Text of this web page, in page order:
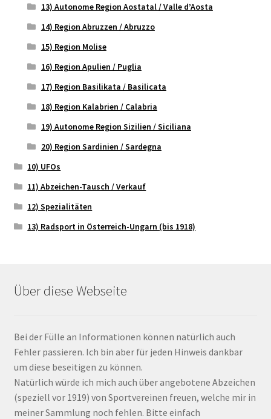
13) Autonome Region Aostatal / Valle d’Aosta
14) Region Abruzzen / Abruzzo
15) Region Molise
16) Region Apulien / Puglia
17) Region Basilikata / Basilicata
18) Region Kalabrien / Calabria
19) Autonome Region Sizilien / Siciliana
20) Region Sardinien / Sardegna
10) UFOs
11) Abzeichen-Tausch / Verkauf
12) Spezialitäten
13) Radsport in Österreich-Ungarn (bis 1918)
Über diese Webseite
Bei der Fülle an Informationen können natürlich auch
Fehler passieren. Ich bin aber für jeden Hinweis dankbar
um diese beseitigen zu können.
Natürlich würde ich mich auch über angebotene Abzeichen
(speziell vor 1919) von Sportvereinen freuen, welche mir in
meiner Sammlung noch fehlen. Bitte einfach